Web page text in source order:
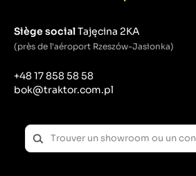
Siège socialTajęcina 2KA
(près de l'aéroport Rzeszów-Jasionka)
+48 17 858 58 58
bok@traktor.com.pl